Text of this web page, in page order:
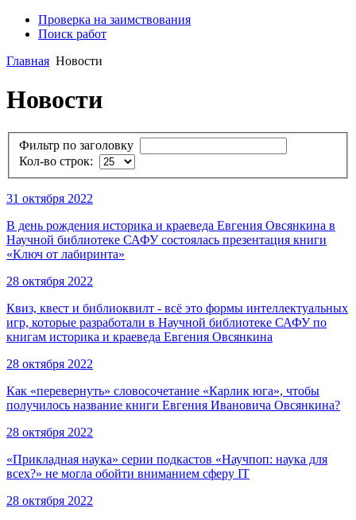
Проверка на заимствования
Поиск работ
Главная Новости
Новости
Фильтр по заголовку
Кол-во строк:
31 октября 2022
В день рождения историка и краеведа Евгения Овсянкина в
Научной библиотеке САФУ состоялась презентация книги
«Ключ от лабиринта»
28 октября 2022
Квиз, квест и библиоквилт - всё это формы интеллектуальных
игр, которые разработали в Научной библиотеке САФУ по
книгам историка и краеведа Евгения Овсянкина
28 октября 2022
Как «перевернуть» словосочетание «Карлик юга», чтобы
получилось название книги Евгения Ивановича Овсянкина?
28 октября 2022
«Прикладная наука» серии подкастов «Научпоп: наука для
всех?» не могла обойти вниманием сферу IT
28 октября 2022